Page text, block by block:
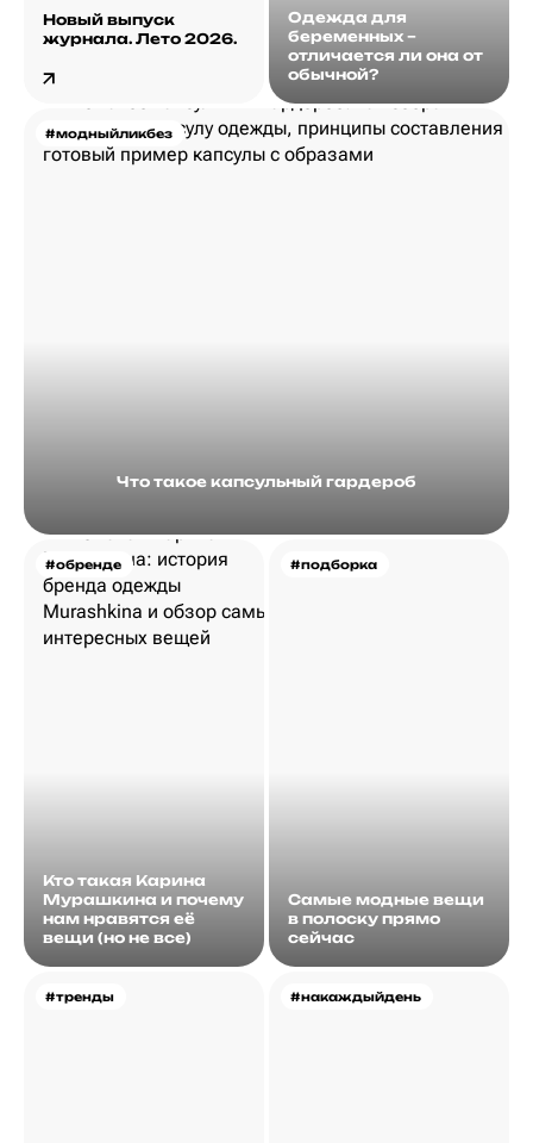
Новый выпуск
журнала. Лето 2026.
Одежда для
беременных –
отличается ли она от
обычной?
#модныйликбез
Что такое капсульный гардероб
#обренде
Кто такая Карина
Мурашкина и почему
нам нравятся её
вещи (но не все)
#подборка
Самые модные вещи
в полоску прямо
сейчас
#тренды #накаждыйдень